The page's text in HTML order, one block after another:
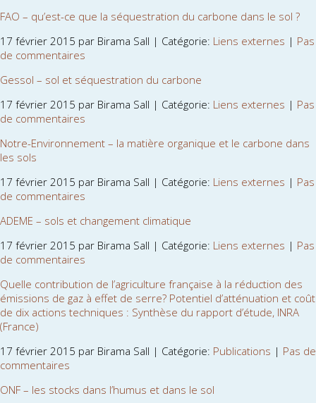
FAO – qu’est-ce que la séquestration du carbone dans le sol ?
17 février 2015 par Birama Sall | Catégorie: Liens externes | Pas
de commentaires
Gessol – sol et séquestration du carbone
17 février 2015 par Birama Sall | Catégorie: Liens externes | Pas
de commentaires
Notre-Environnement – la matière organique et le carbone dans
les sols
17 février 2015 par Birama Sall | Catégorie: Liens externes | Pas
de commentaires
ADEME – sols et changement climatique
17 février 2015 par Birama Sall | Catégorie: Liens externes | Pas
de commentaires
Quelle contribution de l’agriculture française à la réduction des
émissions de gaz à effet de serre? Potentiel d’atténuation et coût
de dix actions techniques : Synthèse du rapport d’étude, INRA
(France)
17 février 2015 par Birama Sall | Catégorie: Publications | Pas de
commentaires
ONF – les stocks dans l’humus et dans le sol